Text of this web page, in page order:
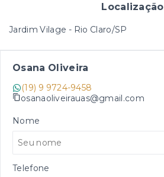
Localização
Jardim Vilage - Rio Claro/SP
Osana Oliveira
(19) 9 9724-9458
osanaoliveirauas@gmail.com
Nome
Telefone